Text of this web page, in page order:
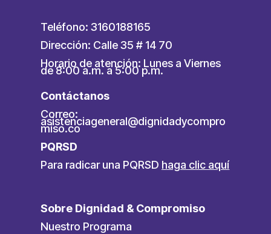
Teléfono: 3160188165
Dirección: Calle 35 # 14 70
Horario de atención: Lunes a Viernes
de 8:00 a.m. a 5:00 p.m.
Contáctanos
Correo:
asistenciageneral@dignidadycompro
miso.co
PQRSD
Para radicar una PQRSD haga clic aquí
Sobre Dignidad & Compromiso
Nuestro Programa